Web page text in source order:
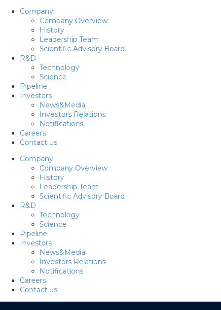
Company
Company Overview
History
Leadership Team
Scientific Advisory Board
R&D
Technology
Science
Pipeline
Investors
News&Media
Investors Relations
Notifications
Careers
Contact us
Company
Company Overview
History
Leadership Team
Scientific Advisory Board
R&D
Technology
Science
Pipeline
Investors
News&Media
Investors Relations
Notifications
Careers
Contact us